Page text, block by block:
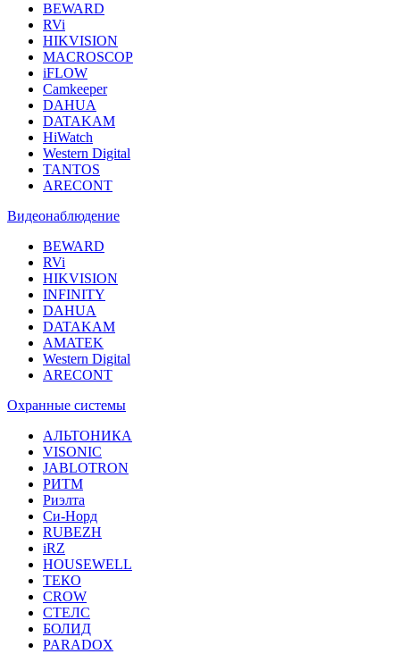
BEWARD
RVi
HIKVISION
MACROSCOP
iFLOW
Camkeeper
DAHUA
DATAKAM
HiWatch
Western Digital
TANTOS
ARECONT
Видеонаблюдение
BEWARD
RVi
HIKVISION
INFINITY
DAHUA
DATAKAM
AMATEK
Western Digital
ARECONT
Охранные системы
АЛЬТОНИКА
VISONIC
JABLOTRON
РИТМ
Риэлта
Си-Норд
RUBEZH
iRZ
HOUSEWELL
ТЕКО
CROW
СТЕЛС
БОЛИД
PARADOX